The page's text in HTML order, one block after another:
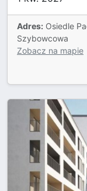
Adres: Osiedle
Szybowcowa
Zobacz na mapie